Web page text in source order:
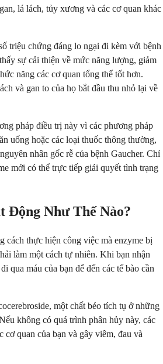
lá lách, tủy xương và các cơ quan khác
triệu chứng đáng lo ngại đi kèm với bệnh
sự cải thiện về mức năng lượng, giảm
năng các cơ quan tổng thể tốt hơn.
và gan to của họ bắt đầu thu nhỏ lại về
pháp điều trị này vì các phương pháp
uống hoặc các loại thuốc thông thường,
nhân gốc rễ của bệnh Gaucher. Chỉ
mới có thể trực tiếp giải quyết tình trạng
Động Như Thế Nào?
cách thực hiện công việc mà enzyme bị
làm một cách tự nhiên. Khi bạn nhận
qua máu của bạn để đến các tế bào cần
một chất béo tích tụ ở những
không có quá trình phân hủy này, các
cơ quan của bạn và gây viêm, đau và